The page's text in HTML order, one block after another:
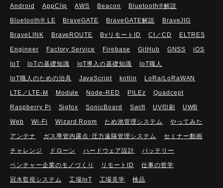
Android AppClip AWS Beacon Bluetooth®解説
Bluetooth®︎ LE BraveGATE BraveGATE解説 BraveJIG
BraveLINK BraveROUTE BvリモートID CI／CD ELTRES
Engineer Factory Service Firebase GitHub GNSS iOS
IoT IoTの基礎知識 IoT導入の基礎知識 IoT職人
IoT職人のための治具 JavaScript kotlin LoRa/LoRaWAN
LTE／LTE-M Module Node-RED PILEz Quadcept
Raspberry Pi Sigfox SonicBoard Swift UV印刷 UWB
Web Wi-Fi Wizard Room ため池管理システム やってみた
アンテナ ガス導管内露点･圧力遠隔管理システム セミナー動画
チャレンジ ドローン ハードウェア設計 バッテリー
ベンチャー企業のモノづくり リモートID 仕事の哲学
冠水監視システム 工場IoT 工場見学 検品